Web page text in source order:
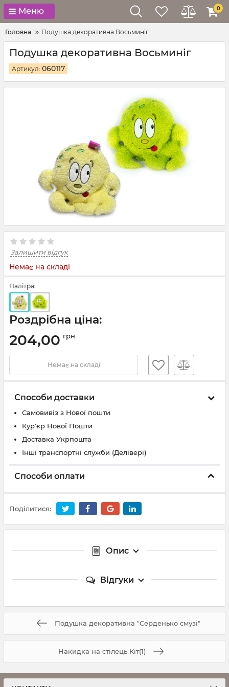
Меню 0
Головна Подушка декоративна Восьминіг
Подушка декоративна Восьминіг
Артикул: 060117
Залишити відгук
Немає на складі
Палітра:
Роздрібна ціна:
204,00 грн
Немає на складі
Способи доставки
Самовивіз з Нової пошти
Кур'єр Нової Пошти
Доставка Укрпошта
Інші транспортні служби (Делівері)
Способи оплати
Поділитися:
Опис
Відгуки
Подушка декоративна "Серденько смузі"
Накидка на стілець Кіт(1)